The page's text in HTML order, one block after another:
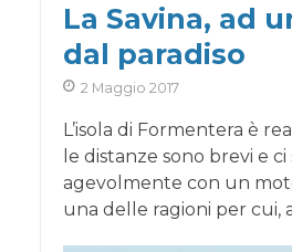
La Savina, ad
dal paradiso
2 Maggio 2017
L’isola di Formentera è
le distanze sono brevi e
agevolmente con un
una delle ragioni per cui,